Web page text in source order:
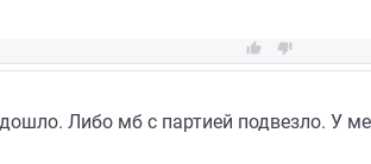
 
Либо мб с партией подвезло. У